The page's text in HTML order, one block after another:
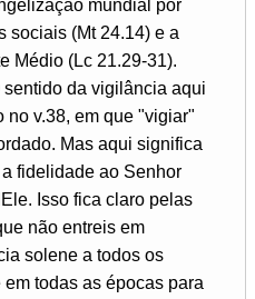
mundial por
sociais (Mt 24.14) e a
Médio (Lc 21.29-31).
sentido da vigilância aqui
v.38, em que "vigiar"
Mas aqui significa
fidelidade ao Senhor
Isso fica claro pelas
não entreis em
solene a todos os
todas as épocas para